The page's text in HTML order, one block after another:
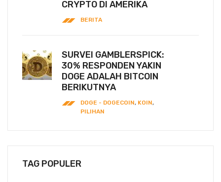
CRYPTO DI AMERIKA
BERITA
SURVEI GAMBLERSPICK:
30% RESPONDEN YAKIN
DOGE ADALAH BITCOIN
BERIKUTNYA
DOGE - DOGECOIN, KOIN,
PILIHAN
TAG POPULER